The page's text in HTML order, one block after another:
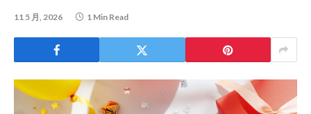
11 5 月, 2026 1 Min Read